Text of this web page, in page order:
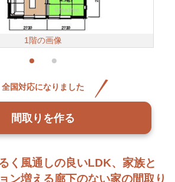
く風通しの良いLDK、家族と
ン増える廊下のない家の間取り
1階の画像
全国対応になりました
間取りを作る